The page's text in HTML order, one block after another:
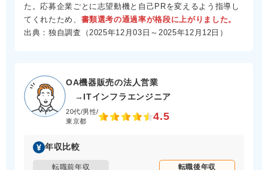
た。応募企業ごとに志望動機と自己PRを変えるよう指導し
てくれたため、 書類選考の通過率が格段に上がりました。
出典：独自調査（2025年12月03日～2025年12月12日）
OA機器販売の法人営業
→ITインフラエンジニア
20代/男性/
東京都
4.5
年収比較
転職前年収 転職後年収